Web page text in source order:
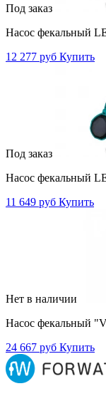
Под заказ
Насос фекальный
12 277 руб Купить
Под заказ
Насос фекальный
11 649 руб Купить
Нет в наличии
Насос фекальный
24 667 руб Купить